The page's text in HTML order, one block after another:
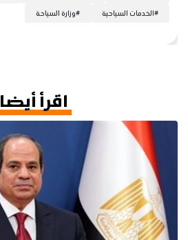
#الخدمات السياحية #وزارة السياحة
اقرأ أيضا